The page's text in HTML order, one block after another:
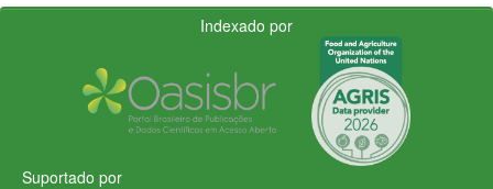
Indexado por
Suportado por